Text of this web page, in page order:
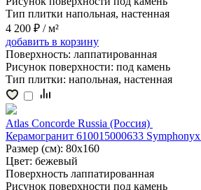
Тип плитки напольная, настенная
4 200 ₽ / м²
добавить в корзину
Поверхность: лаппатированная
Рисунок поверхности: под камень
Тип плитки: напольная, настенная
Atlas Concorde Russia (Россия)
Керамогранит 610015000633
Размер (см): 80x160
Цвет: бежевый
Поверхность лаппатированная
Рисунок поверхности под камень